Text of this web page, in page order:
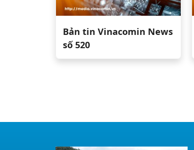
Bản tin Vinacomin News
số 520